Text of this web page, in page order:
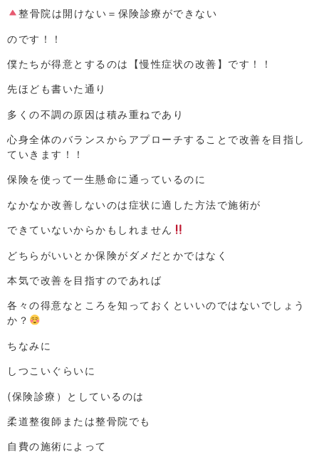
整骨院は開けない＝保険診療ができない
のです！！
僕たちが得意とするのは【慢性症状の改善】です！！
先ほども書いた通り
多くの不調の原因は積み重ねであり
心身全体のバランスからアプローチすることで改善を目指し
ていきます！！
保険を使って一生懸命に通っているのに
なかなか改善しないのは症状に適した方法で施術が
できていないからかもしれません
どちらがいいとか保険がダメだとかではなく
本気で改善を目指すのであれば
各々の得意なところを知っておくといいのではないでしょう
か？
ちなみに
しつこいぐらいに
(保険診療）としているのは
柔道整復師または整骨院でも
自費の施術によって